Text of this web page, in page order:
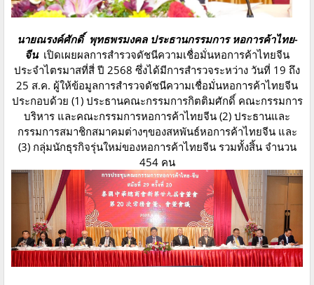
นายณรงค์ศักดิ์ พุทธพรมงคล ประธานกรรมการ หอการค้าไทย-
จีนเปิดเผยผลการสำรวจดัชนีความเชื่อมั่นหอการค้าไทยจีน
ประจำไตรมาสที่สี่ ปี 2568 ซึ่งได้มีการสำรวจระหว่าง วันที่ 19 ถึง
25 ส.ค. ผู้ให้ข้อมูลการสำรวจดัชนีความเชื่อมั่นหอการค้าไทยจีน
ประกอบด้วย (1) ประธานคณะกรรมการกิตติมศักดิ์ คณะกรรมการ
บริหาร และคณะกรรมการหอการค้าไทยจีน (2) ประธานและ
กรรมการสมาชิกสมาคมต่างๆของสหพันธ์หอการค้าไทยจีน และ
(3) กลุ่มนักธุรกิจรุ่นใหม่ของหอการค้าไทยจีน รวมทั้งสิ้น จำนวน
454 คน